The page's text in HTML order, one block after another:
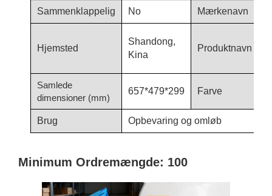
Sammenklappelig No Mærkenavn
Hjemsted
Shandong,
Kina
Produktnavn
Samlede
dimensioner (mm)
657*479*299 Farve
Brug Opbevaring og omløb
Minimum Ordremængde: 100